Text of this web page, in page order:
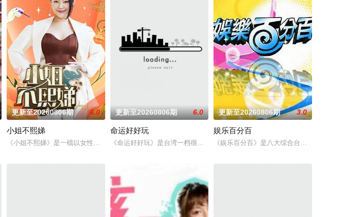
战这一题，郭靖第一次见到黄
俗不同，在日常生活上遇到许多有趣的事。哪国女生最受欢迎？不
更新至20260806期 6.0
小姐不熙娣
《小姐不熙娣》是一檔以女性做為出發點，討論內容聚焦女性職場與生活感受的節目。
更新至20260806期 6.0
命运好好玩
《命运好好玩》是台湾一档很受欢迎的命理节目,各类风水、星座、命理占卜等
更新至20260806期 3.0
娱乐百分百
《娱乐百分百》是八大综合台一档娱乐新闻